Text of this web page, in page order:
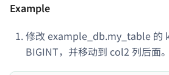
Example
修改 example_db.my_table 的
BIGINT，并移动到 col2 列后面。